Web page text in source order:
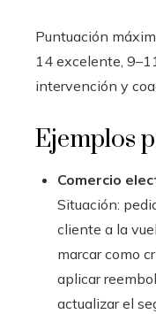
Puntuación
14 excelente,
intervención y
Ejemplos
Comercio
Situación:
cliente a la
marcar como
aplicar
actualizar el